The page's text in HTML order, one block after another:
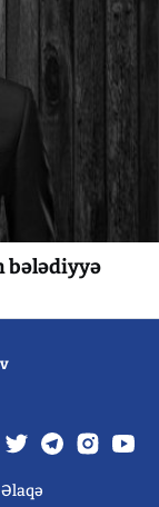
bələdiyyə
Əlaqə